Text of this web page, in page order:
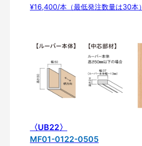
¥16,400/本（最低発注数量は30本）
〈UB22〉
MF01-0122-0505